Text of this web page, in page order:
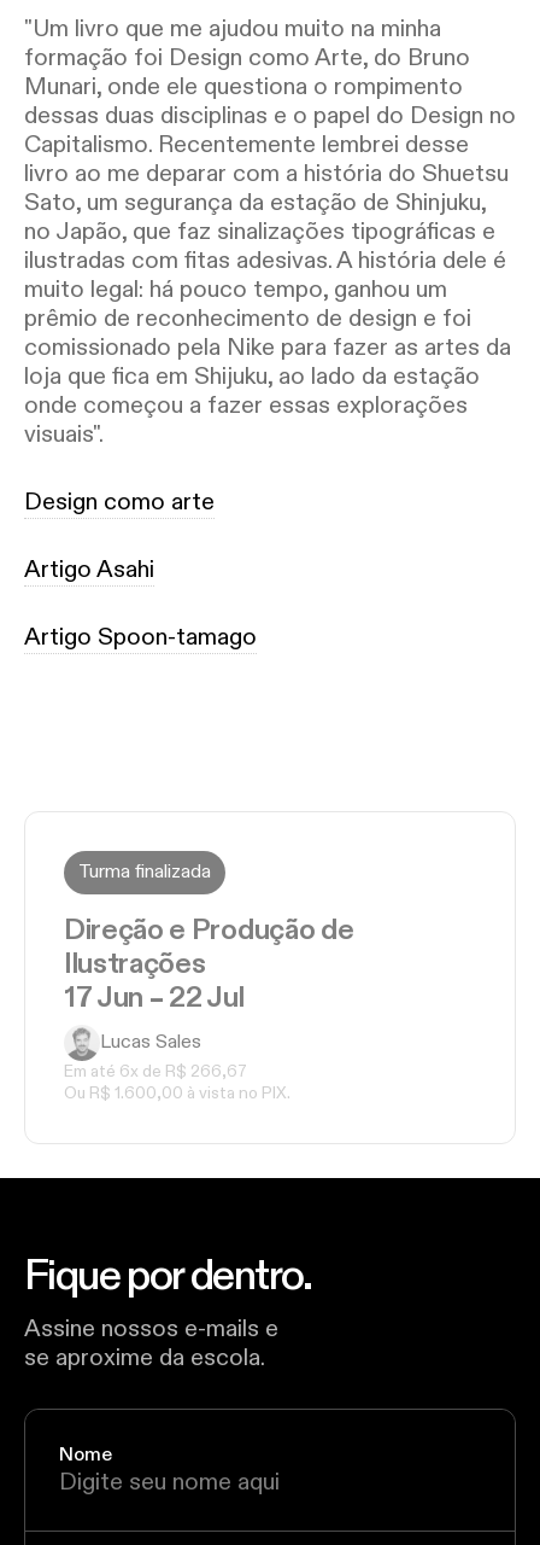
"Um livro que me ajudou muito na minha
formação foi Design como Arte, do Bruno
Munari, onde ele questiona o rompimento
dessas duas disciplinas e o papel do Design no
Capitalismo. Recentemente lembrei desse
livro ao me deparar com a história do Shuetsu
Sato, um segurança da estação de Shinjuku,
no Japão, que faz sinalizações tipográficas e
ilustradas com fitas adesivas. A história dele é
muito legal: há pouco tempo, ganhou um
prêmio de reconhecimento de design e foi
comissionado pela Nike para fazer as artes da
loja que fica em Shijuku, ao lado da estação
onde começou a fazer essas explorações
visuais".
Design como arte
Artigo Asahi
Artigo Spoon-tamago
Turma finalizada
Direção e Produção de
Ilustrações
17 Jun – 22 Jul
Lucas Sales
Em até 6x de R$ 266,67
Ou R$ 1.600,00 à vista no PIX.
Fique por dentro.
Assine nossos e-mails e
se aproxime da escola.
Nome